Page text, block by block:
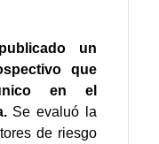
un
que
en el
Se evaluó la
de riesgo